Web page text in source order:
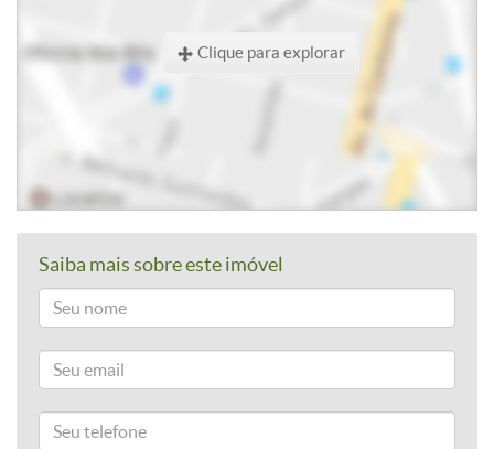
Clique para explorar
Saiba mais sobre este imóvel